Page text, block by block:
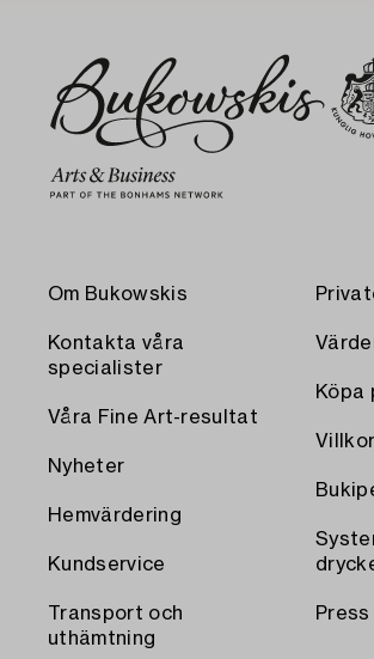
Om Bukowskis
Kontakta våra
specialister
Våra Fine Art-resultat
Nyheter
Hemvärdering
Kundservice
Transport och
uthämtning
Köpa
Villkor
Press